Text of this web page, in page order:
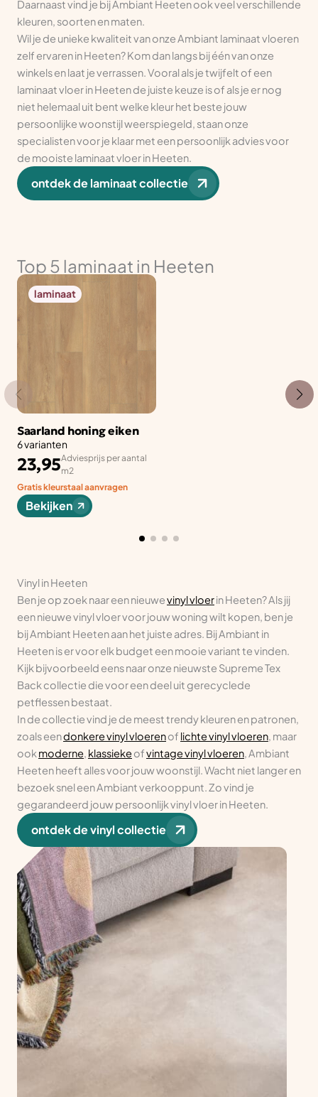
Daarnaast vind je bij Ambiant Heeten ook veel verschillende
kleuren, soorten en maten.
Wil je de unieke kwaliteit van onze Ambiant laminaat vloeren
zelf ervaren in Heeten? Kom dan langs bij één van onze
winkels en laat je verrassen. Vooral als je twijfelt of een
laminaat vloer in Heeten de juiste keuze is of als je er nog
niet helemaal uit bent welke kleur het beste jouw
persoonlijke woonstijl weerspiegeld, staan onze
specialisten voor je klaar met een persoonlijk advies voor
de mooiste laminaat vloer in Heeten.
ontdek de laminaat collectie
Top 5 laminaat in Heeten
laminaat
Saarland honing eiken
6 varianten
23,95Adviesprijs per aantal
m2
Gratis kleurstaal aanvragen
Bekijken
Vinyl in Heeten
Ben je op zoek naar een nieuwevinyl vloerin Heeten? Als jij
een nieuwe vinyl vloer voor jouw woning wilt kopen, ben je
bij Ambiant Heeten aan het juiste adres. Bij Ambiant in
Heeten is er voor elk budget een mooie variant te vinden.
Kijk bijvoorbeeld eens naar onze nieuwste Supreme Tex
Back collectie die voor een deel uit gerecyclede
petflessen bestaat.
In de collectie vind je de meest trendy kleuren en patronen,
zoals eendonkere vinyl vloerenof lichte vinyl vloeren, maar
ook moderne, klassiekeofvintage vinyl vloeren, Ambiant
Heeten heeft alles voor jouw woonstijl. Wacht niet langer en
bezoek snel een Ambiant verkooppunt. Zo vind je
gegarandeerd jouw persoonlijk vinyl vloer in Heeten.
ontdek de vinyl collectie